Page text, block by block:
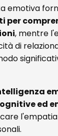
emotiva
per
, mentre
di
ed